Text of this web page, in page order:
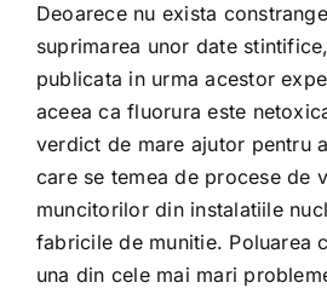
Deoarece nu exista
suprimarea unor date
publicata in urma acestor
aceea ca fluorura este
verdict de mare ajutor pentru
care se temea de procese de
muncitorilor din instalatiile
fabricile de munitie. Poluarea
una din cele mai mari